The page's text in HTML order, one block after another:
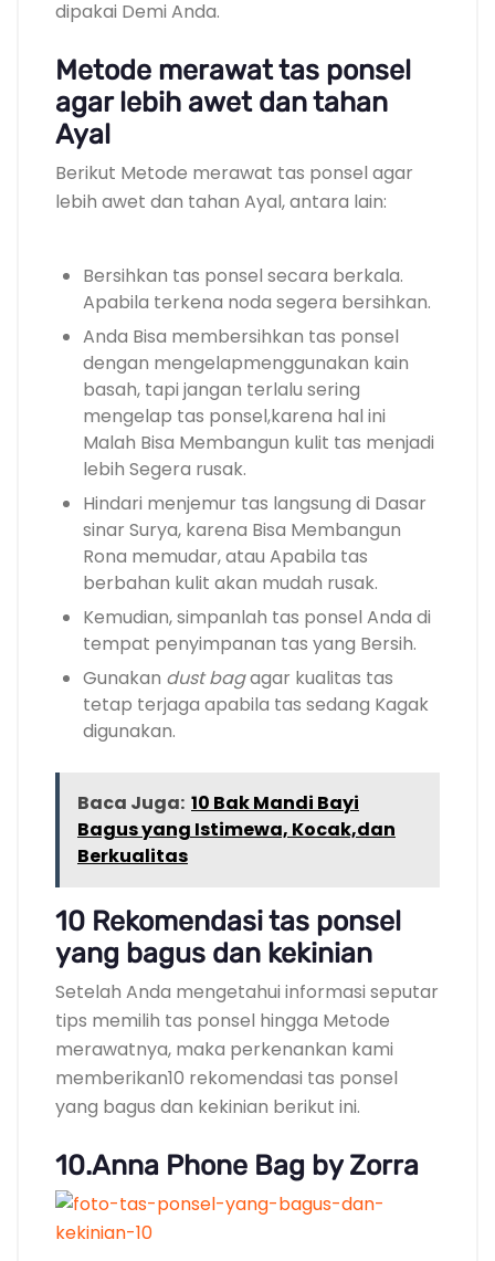
dipakai Demi Anda.
Metode merawat tas ponsel
agar lebih awet dan tahan
Ayal
Berikut Metode merawat tas ponsel agar
lebih awet dan tahan Ayal, antara lain:
Bersihkan tas ponsel secara berkala.
Apabila terkena noda segera bersihkan.
Anda Bisa membersihkan tas ponsel
dengan mengelapmenggunakan kain
basah, tapi jangan terlalu sering
mengelap tas ponsel,karena hal ini
Malah Bisa Membangun kulit tas menjadi
lebih Segera rusak.
Hindari menjemur tas langsung di Dasar
sinar Surya, karena Bisa Membangun
Rona memudar, atau Apabila tas
berbahan kulit akan mudah rusak.
Kemudian, simpanlah tas ponsel Anda di
tempat penyimpanan tas yang Bersih.
Gunakan dust bagagar kualitas tas
tetap terjaga apabila tas sedang Kagak
digunakan.
Baca Juga: 10 Bak Mandi Bayi
Bagus yang Istimewa, Kocak,dan
Berkualitas
10 Rekomendasi tas ponsel
yang bagus dan kekinian
Setelah Anda mengetahui informasi seputar
tips memilih tas ponsel hingga Metode
merawatnya, maka perkenankan kami
memberikan10 rekomendasi tas ponsel
yang bagus dan kekinian berikut ini.
10.Anna Phone Bag by Zorra